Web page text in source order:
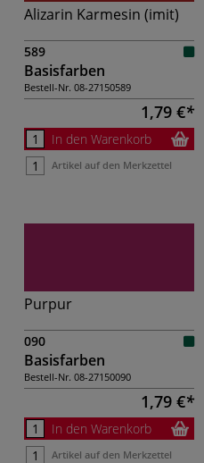
Alizarin Karmesin (imit)
589
Basisfarben
Bestell-Nr. 08-27150589
1,79 €
In den Warenkorb
Artikel auf den Merkzettel
Purpur
090
Basisfarben
Bestell-Nr. 08-27150090
1,79 €
In den Warenkorb
Artikel auf den Merkzettel